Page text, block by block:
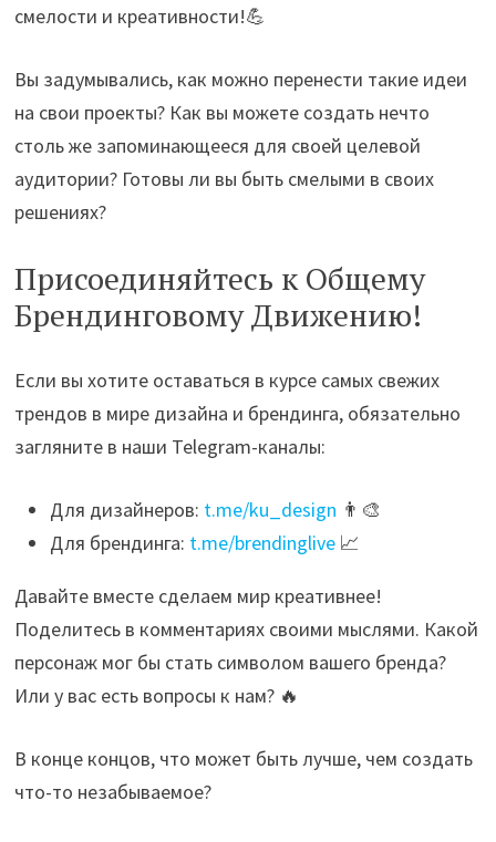
смелости и креативности!💪
Вы задумывались, как можно перенести такие идеи
на свои проекты? Как вы можете создать нечто
столь же запоминающееся для своей целевой
аудитории? Готовы ли вы быть смелыми в своих
решениях?
Присоединяйтесь к Общему
Брендинговому Движению!
Если вы хотите оставаться в курсе самых свежих
трендов в мире дизайна и брендинга, обязательно
загляните в наши Telegram-каналы:
Для дизайнеров: t.me/ku_design 👨‍🎨
Для брендинга: t.me/brendinglive 📈
Давайте вместе сделаем мир креативнее!
Поделитесь в комментариях своими мыслями. Какой
персонаж мог бы стать символом вашего бренда?
Или у вас есть вопросы к нам? 🔥
В конце концов, что может быть лучше, чем создать
что-то незабываемое?